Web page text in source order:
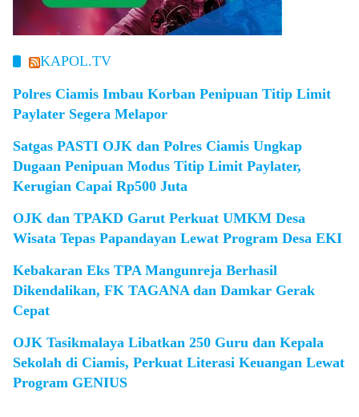
KAPOL.TV
Polres Ciamis Imbau Korban Penipuan Titip Limit
Paylater Segera Melapor
Satgas PASTI OJK dan Polres Ciamis Ungkap
Dugaan Penipuan Modus Titip Limit Paylater,
Kerugian Capai Rp500 Juta
OJK dan TPAKD Garut Perkuat UMKM Desa
Wisata Tepas Papandayan Lewat Program Desa EKI
Kebakaran Eks TPA Mangunreja Berhasil
Dikendalikan, FK TAGANA dan Damkar Gerak
Cepat
OJK Tasikmalaya Libatkan 250 Guru dan Kepala
Sekolah di Ciamis, Perkuat Literasi Keuangan Lewat
Program GENIUS